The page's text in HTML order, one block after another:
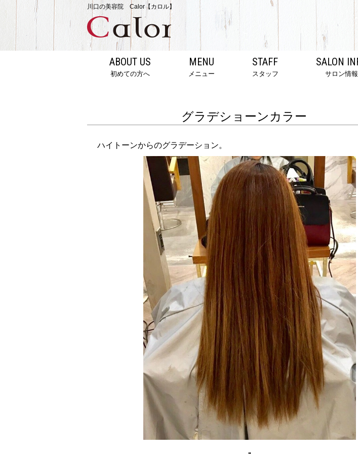
川口の美容院 Calor【カロル】
ABOUT US
初めての方へ
MENU
メニュー
STAFF
スタッフ
SALON
サロン情報
グラデショーンカラー
ハイトーンからのグラデーション。